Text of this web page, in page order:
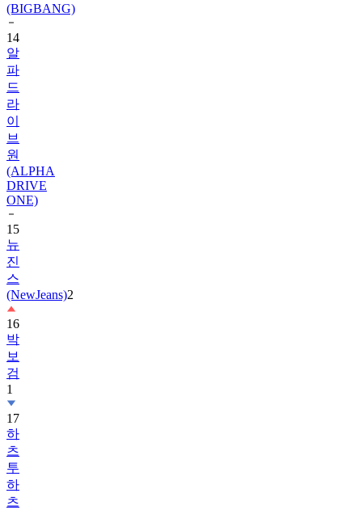
(BIGBANG)
14
알
파
드
라
이
브
원
(ALPHA
DRIVE
ONE)
15
뉴
진
스
(NewJeans)2
16
박
보
검
1
17
하
츠
투
하
츠